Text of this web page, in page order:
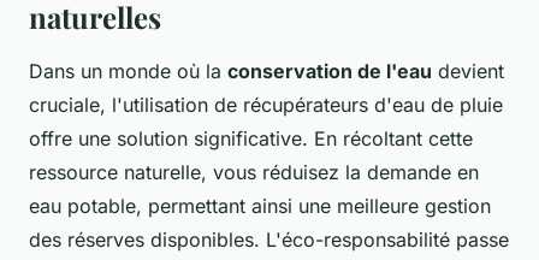
naturelles
Dans un monde où la conservation de l'eau devient
cruciale, l'utilisation de récupérateurs d'eau de pluie
offre une solution significative. En récoltant cette
ressource naturelle, vous réduisez la demande en
eau potable, permettant ainsi une meilleure gestion
des réserves disponibles. L'éco-responsabilité passe